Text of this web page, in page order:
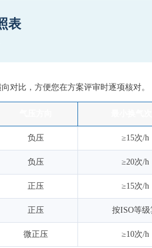
表
对比，方便您在方案评审时逐项核对。
负压 ≥15次/h
负压 ≥20次/h
正压 ≥15次/h
正压 按ISO等级
微正压 ≥10次/h